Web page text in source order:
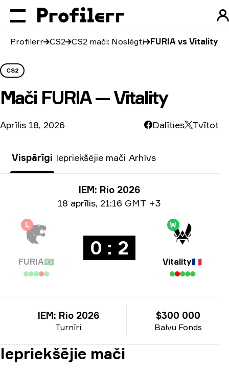
Profilerr CS2 CS2 mači: Noslēgti FURIA vs Vitality
CS2
Mači FURIA — Vitality
Aprīlis 18, 2026 Dalīties Tvītot
Vispārīgi Iepriekšējie mači Arhīvs
IEM: Rio 2026
Informācija par datumu
18 aprīlis, 21:16 GMT +3
L
FURIA🇧🇷
0 : 2
W
Vitality🇫🇷
Turnīri
IEM: Rio 2026
Balvu Fonds
$300 000
Iepriekšējie mači